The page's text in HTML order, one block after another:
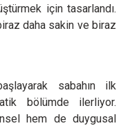
için tasarlandı.
daha sakin ve biraz
sabahın ilk
bölümde ilerliyor.
hem de duygusal